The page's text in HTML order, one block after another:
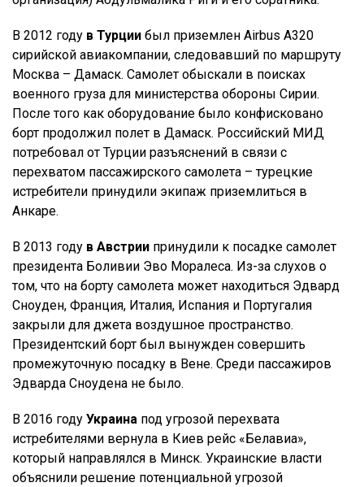
В 2012 году в Турции был приземлен Airbus A320
сирийской авиакомпании, следовавший по маршруту
Москва – Дамаск. Самолет обыскали в поисках
военного груза для министерства обороны Сирии.
После того как оборудование было конфисковано
борт продолжил полет в Дамаск. Российский МИД
потребовал от Турции разъяснений в связи с
перехватом пассажирского самолета – турецкие
истребители принудили экипаж приземлиться в
Анкаре.
В 2013 году в Австрии принудили к посадке самолет
президента Боливии Эво Моралеса. Из-за слухов о
том, что на борту самолета может находиться Эдвард
Сноуден, Франция, Италия, Испания и Португалия
закрыли для джета воздушное пространство.
Президентский борт был вынужден совершить
промежуточную посадку в Вене. Среди пассажиров
Эдварда Сноудена не было.
В 2016 году Украина под угрозой перехвата
истребителями вернула в Киев рейс «Белавиа»,
который направлялся в Минск. Украинские власти
объяснили решение потенциальной угрозой